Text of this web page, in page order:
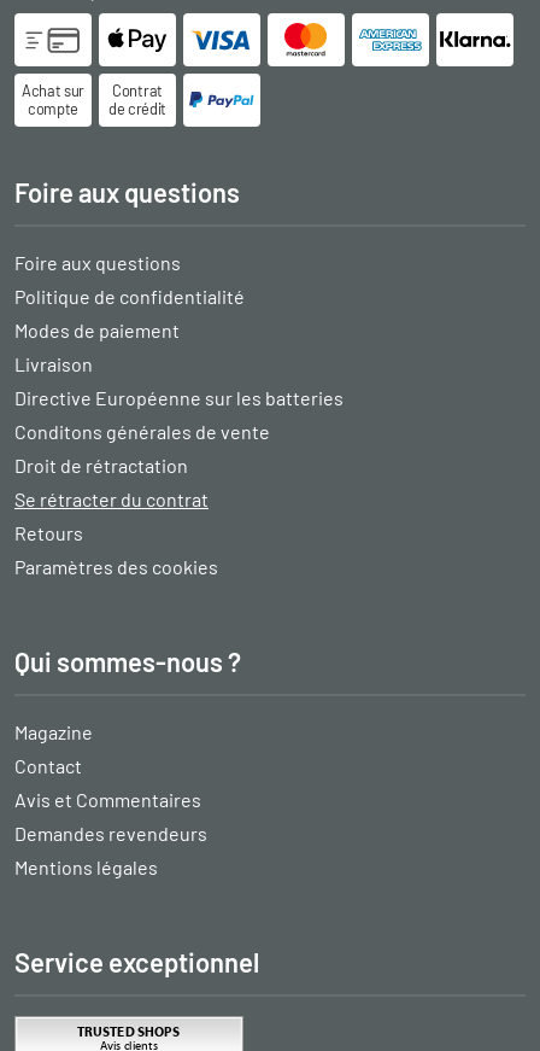
Achat sur
compte
Contrat
de crédit
Foire aux questions
Foire aux questions
Politique de confidentialité
Modes de paiement
Livraison
Directive Européenne sur les batteries
Conditons générales de vente
Droit de rétractation
Se rétracter du contrat
Retours
Paramètres des cookies
Qui sommes-nous ?
Magazine
Contact
Avis et Commentaires
Demandes revendeurs
Mentions légales
Service exceptionnel